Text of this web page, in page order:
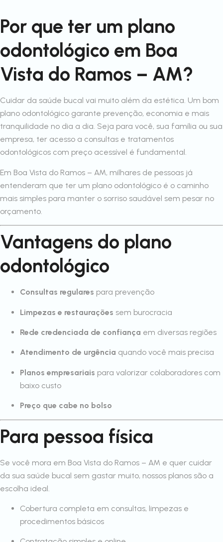
Por que ter um plano
odontológico em Boa
Vista do Ramos – AM?
Cuidar da saúde bucal vai muito além da estética. Um bom
plano odontológico garante prevenção, economia e mais
tranquilidade no dia a dia. Seja para você, sua família ou sua
empresa, ter acesso a consultas e tratamentos
odontológicos com preço acessível é fundamental.
Em Boa Vista do Ramos – AM, milhares de pessoas já
entenderam que ter um plano odontológico é o caminho
mais simples para manter o sorriso saudável sem pesar no
orçamento.
Vantagens do plano
odontológico
Consultas regulares para prevenção
Limpezas e restaurações sem burocracia
Rede credenciada de confiança em diversas regiões
Atendimento de urgência quando você mais precisa
Planos empresariais para valorizar colaboradores com
baixo custo
Preço que cabe no bolso
Para pessoa física
Se você mora em Boa Vista do Ramos – AM e quer cuidar
da sua saúde bucal sem gastar muito, nossos planos são a
escolha ideal.
Cobertura completa em consultas, limpezas e
procedimentos básicos